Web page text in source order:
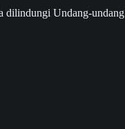
dilindungi Undang-undang